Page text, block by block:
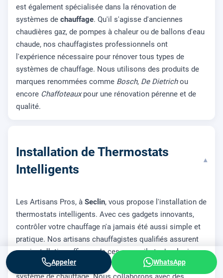
est également spécialisée dans la rénovation de
systèmes de chauffage. Qu'il s'agisse d'anciennes
chaudières gaz, de pompes à chaleur ou de ballons d'eau
chaude, nos chauffagistes professionnels ont
l'expérience nécessaire pour rénover tous types de
systèmes de chauffage. Nous utilisons des produits de
marques renommées comme Bosch, De Dietrichou
encore Chaffoteauxpour une rénovation pérenne et de
qualité.
Installation de Thermostats
Intelligents
▾
Les Artisans Pros, à Seclin, vous propose l'installation de
thermostats intelligents. Avec ces gadgets innovants,
contrôler votre chauffage n'a jamais été aussi simple et
pratique. Nos artisans chauffagistes qualifiés assurent
une installation efficace de ces appareils technologiques,
vous permettant un contrôle sûr et précis de votre
Appeler WhatsApp